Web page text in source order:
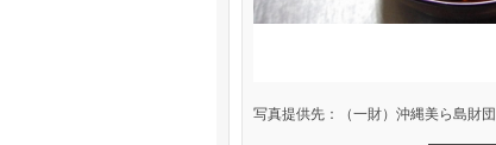
写真提供先：（一財）沖縄美ら島財団